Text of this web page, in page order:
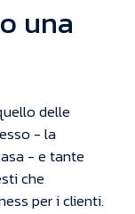
una
delle
- la
- e tante
che
per i clienti.